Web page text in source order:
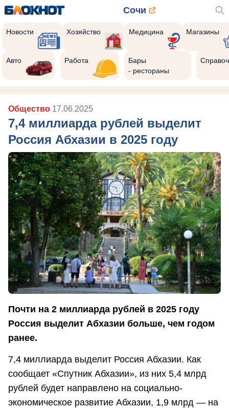
Сочи
Новости Хозяйство Медицина Магазины
Авто Работа
Бары
- рестораны
Общество 17.06.2025
7,4 миллиарда рублей выделит
Россия Абхазии в 2025 году
Почти на 2 миллиарда рублей в 2025 году
Россия выделит Абхазии больше, чем годом
ранее.
7,4 миллиарда выделит Россия Абхазии. Как
сообщает «Спутник Абхазии», из них 5,4 млрд
рублей будет направлено на социально-
экономическое развитие Абхазии, 1,9 млрд — на